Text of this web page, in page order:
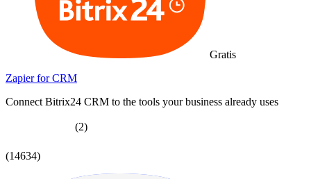
Gratis
Zapier for CRM
Connect Bitrix24 CRM to the tools your business already uses
(2)
(14634)